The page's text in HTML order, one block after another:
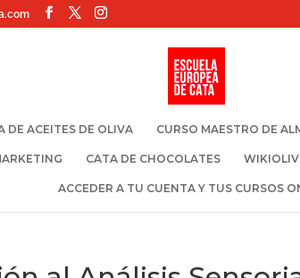
DE ACEITES DE OLIVA CURSO MAESTRO DE
CATA DE CHOCOLATES
ACCEDER A TU CUENTA Y TUS CURSOS